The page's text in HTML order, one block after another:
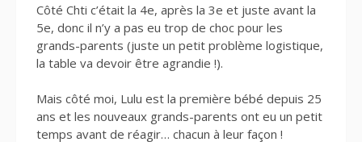
Côté Chti c’était la 4e, après la 3e et juste avant la
5e, donc il n’y a pas eu trop de choc pour les
grands-parents (juste un petit problème logistique,
la table va devoir être agrandie !).
Mais côté moi, Lulu est la première bébé depuis 25
ans et les nouveaux grands-parents ont eu un petit
temps avant de réagir… chacun à leur façon !